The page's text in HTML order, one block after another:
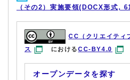
（その2）実施要領(DOCX形式,
CC（クリエイティ
ス
におけるCC-BY4.0
オープンデータを探す